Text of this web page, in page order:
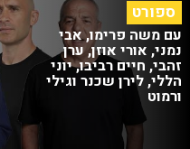
ספורט
עם משה פרימו, אבי
נמני, אורי אוזן, ערן
זהבי, חיים רביבו, יוני
הללי, לירן שכנר וגילי
ורמוט